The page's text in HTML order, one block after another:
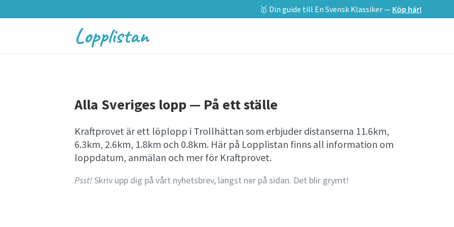
🥇 Din guide till En Svensk Klassiker — Köp här!
Lopplistan
Alla Sveriges lopp — På ett ställe
Kraftprovet är ett löplopp i Trollhättan som erbjuder distanserna 11.6km,
6.3km, 2.6km, 1.8km och 0.8km. Här på Lopplistan finns all information om
loppdatum, anmälan och mer för Kraftprovet.
Psst!Skriv upp dig på vårt nyhetsbrev, längst ner på sidan. Det blir grymt!